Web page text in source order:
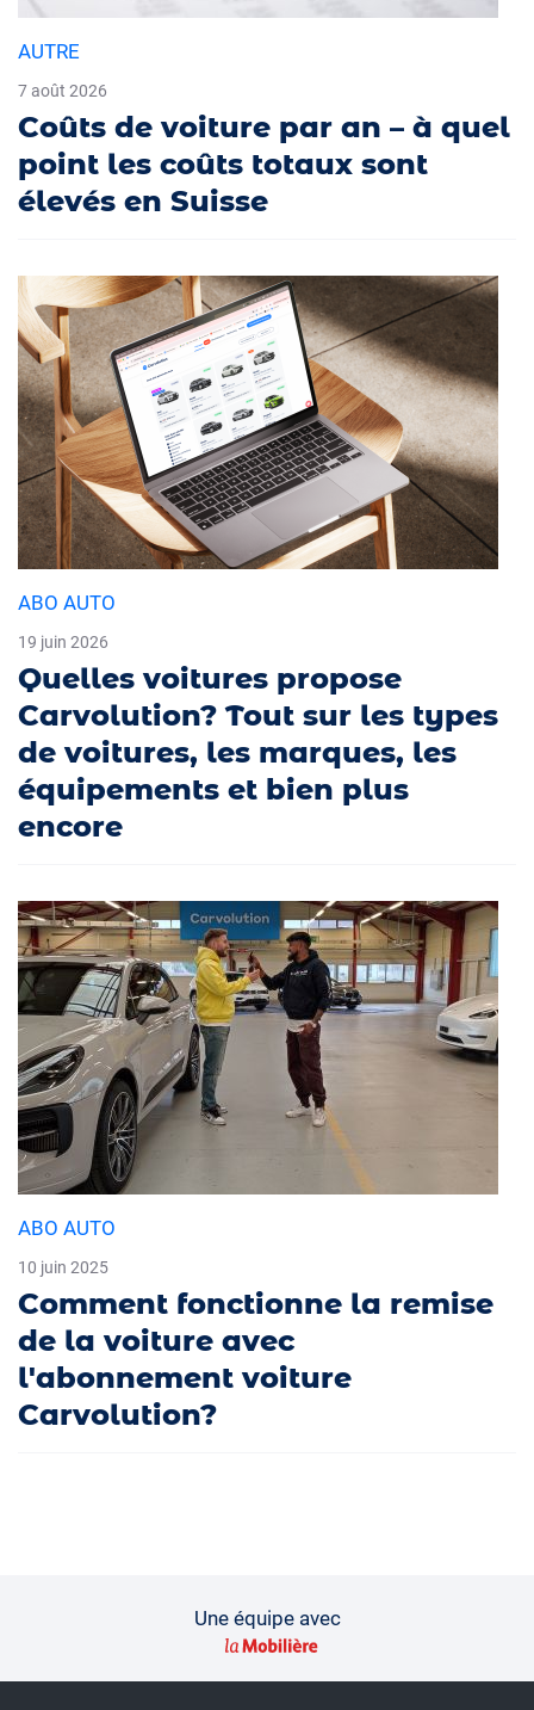
AUTRE
7 août 2026
Coûts de voiture par an – à quel
point les coûts totaux sont
élevés en Suisse
ABO AUTO
19 juin 2026
Quelles voitures propose
Carvolution? Tout sur les types
de voitures, les marques, les
équipements et bien plus
encore
ABO AUTO
10 juin 2025
Comment fonctionne la remise
de la voiture avec
l'abonnement voiture
Carvolution?
Une équipe avec